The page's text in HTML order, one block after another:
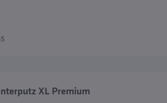
XL Premium